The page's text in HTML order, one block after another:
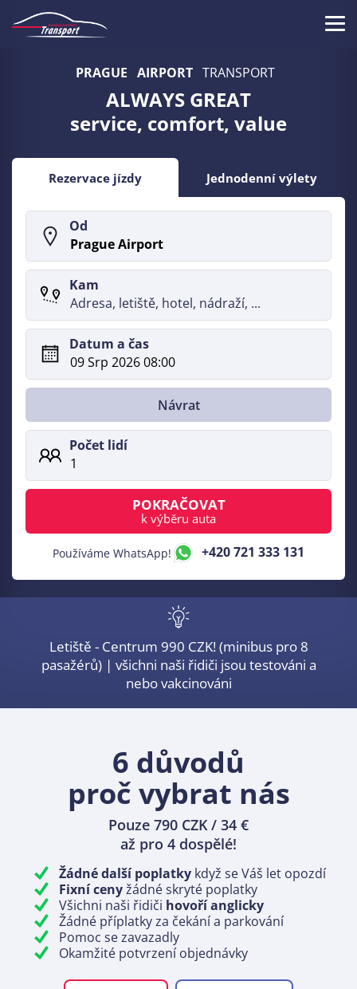
Prague
Transport
-
Prague
Airport
Taxi
Transfer
790CZK
single
Executive
cars
Rezervace jízdy Jednodenní výlety
Od
Kam
Datum a čas
09 Srp 2026 08:00
Návrat
Počet lidí
1
POKRAČOVAT
k výběru auta
Používáme WhatsApp! +420 721 333 131
PRAGUE AIRPORT TRANSPORT
ALWAYS GREAT
service, comfort, value
Letiště - Centrum 990 CZK! (minibus pro 8
pasažérů) | všichni naši řidiči jsou testováni a
nebo vakcinováni
6 důvodů
proč vybrat nás
Pouze 790 CZK / 34 €
až pro 4 dospělé!
Žádné další poplatkykdyž se Váš let opozdí
Fixní cenyžádné skryté poplatky
Všichni naši řidiči hovoří anglicky
Žádné příplatky za čekání a parkování
Pomoc se zavazadly
Okamžité potvrzení objednávky